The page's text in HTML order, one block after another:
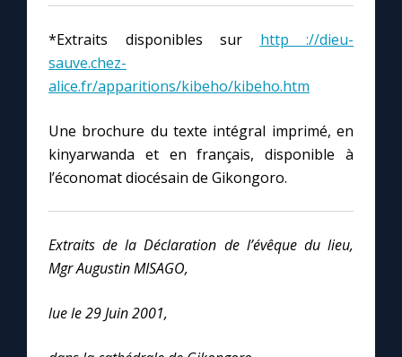
*Extraits disponibles sur http ://dieu-
sauve.chez-
alice.fr/apparitions/kibeho/kibeho.htm
Une brochure du texte intégral imprimé, en
kinyarwanda et en français, disponible à
l’économat diocésain de Gikongoro.
Extraits de la Déclaration de l’évêque du lieu,
Mgr Augustin MISAGO,
lue le 29 Juin 2001,